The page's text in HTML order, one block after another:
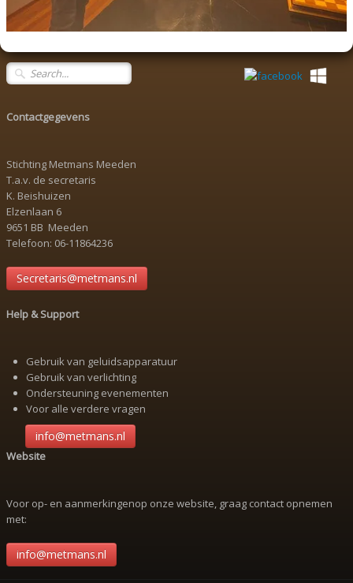
Contactgegevens
Stichting Metmans Meeden
T.a.v. de secretaris
K. Beishuizen
Elzenlaan 6
9651 BB Meeden
Telefoon: 06-11864236
Secretaris@metmans.nl
Help & Support
Gebruik van geluidsapparatuur
Gebruik van verlichting
Ondersteuning evenementen
Voor alle verdere vragen
info@metmans.nl
Website
Voor op- en aanmerkingenop onze website, graag contact opnemen
met:
info@metmans.nl